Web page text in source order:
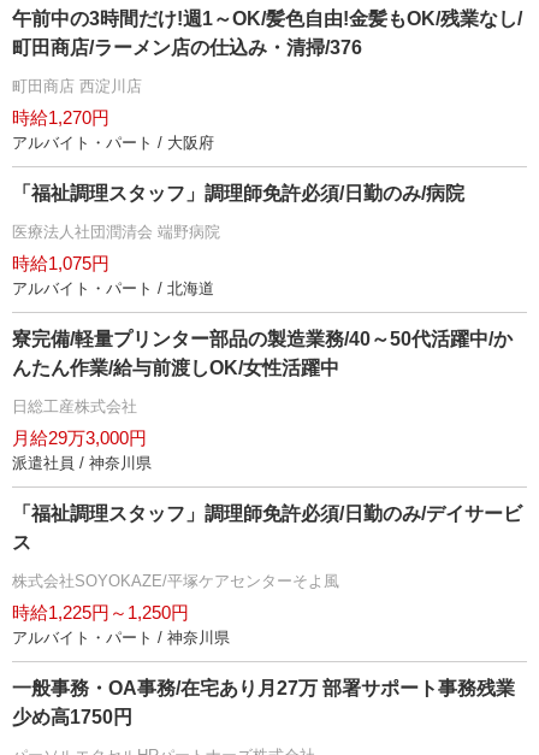
午前中の3時間だけ!週1～OK/髪色自由!金髪もOK/残業なし/
町田商店/ラーメン店の仕込み・清掃/376
町田商店 西淀川店
時給1,270円
アルバイト・パート / 大阪府
「福祉調理スタッフ」調理師免許必須/日勤のみ/病院
医療法人社団潤清会 端野病院
時給1,075円
アルバイト・パート / 北海道
寮完備/軽量プリンター部品の製造業務/40～50代活躍中/か
んたん作業/給与前渡しOK/女性活躍中
日総工産株式会社
月給29万3,000円
派遣社員 / 神奈川県
「福祉調理スタッフ」調理師免許必須/日勤のみ/デイサービ
ス
株式会社SOYOKAZE/平塚ケアセンターそよ風
時給1,225円～1,250円
アルバイト・パート / 神奈川県
一般事務・OA事務/在宅あり月27万 部署サポート事務残業
少め高1750円